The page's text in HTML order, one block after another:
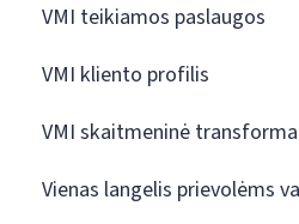
VMI teikiamos paslaugos
VMI kliento profilis
VMI skaitmeninė
Vienas langelis prievolėms